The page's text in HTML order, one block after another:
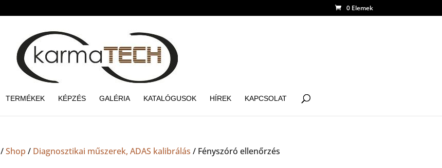
0 Elemek
TERMÉKEK KÉPZÉS GALÉRIA KATALÓGUSOK HÍREK KAPCSOLAT
/Shop / Diagnosztikai műszerek, ADAS kalibrálás / Fényszóró ellenőrzés